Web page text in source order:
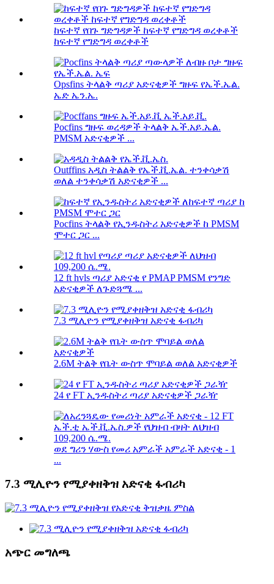
ከፍተኛ የበጉ ግድግዳዎች ከፍተኛ የግድግዳ ወረቀቶች
ከፍተኛ የግድግዳ ወረቀቶች
Opsfins ትላልቅ ጣሪያ አድናቂዎች ግዙፍ የኤች.ኤል.
ኤድ ኤን.ኤ.
Pocfins ግዙፍ ወረዳዎች ትላልቅ ኤች.አይ.ኤል.
PMSM አድናቂዎች ...
Outffins አዲስ ትልልቅ የኤች.ቪ.ኤል. ተንቀሳቃሽ
ወለል ተንቀሳቃሽ አድናቂዎች ...
Pocfins ትላልቅ የኢንዱስትሪ አድናቂዎች ከ PMSM
ሞተር ጋር ...
12 ft hvls ጣሪያ አድናቂ የ PMAP PMSM የንግድ
አድናቂዎች ለጉድጓሜ ...
7.3 ሚሊዮን የሚያቀዘቅዝ አድናቂ ፋብሪካ
2.6M ትልቅ የቤት ውስጥ ሞባይል ወለል አድናቂዎች
24 የ FT ኢንዱስትሪ ጣሪያ አድናቂዎች ጋራዥ
ወደ ግሪን ሃውስ የመሪ አምራች አምራች አድናቂ - 1
...
7.3 ሚሊዮን የሚያቀዘቅዝ አድናቂ ፋብሪካ
አጭር መግለጫ